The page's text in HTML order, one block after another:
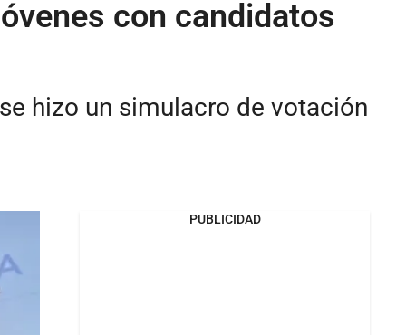
con candidatos
hizo un simulacro de votación
PUBLICIDAD